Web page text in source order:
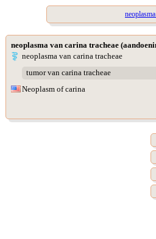
neoplasma van carina tracheae
neoplasma van carina tracheae
tumor van carina tracheae
Neoplasm of carina